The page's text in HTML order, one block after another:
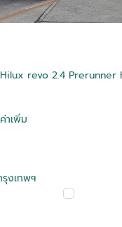
revo 2.4 Prerunner
าเพิ่ม
งเทพฯ